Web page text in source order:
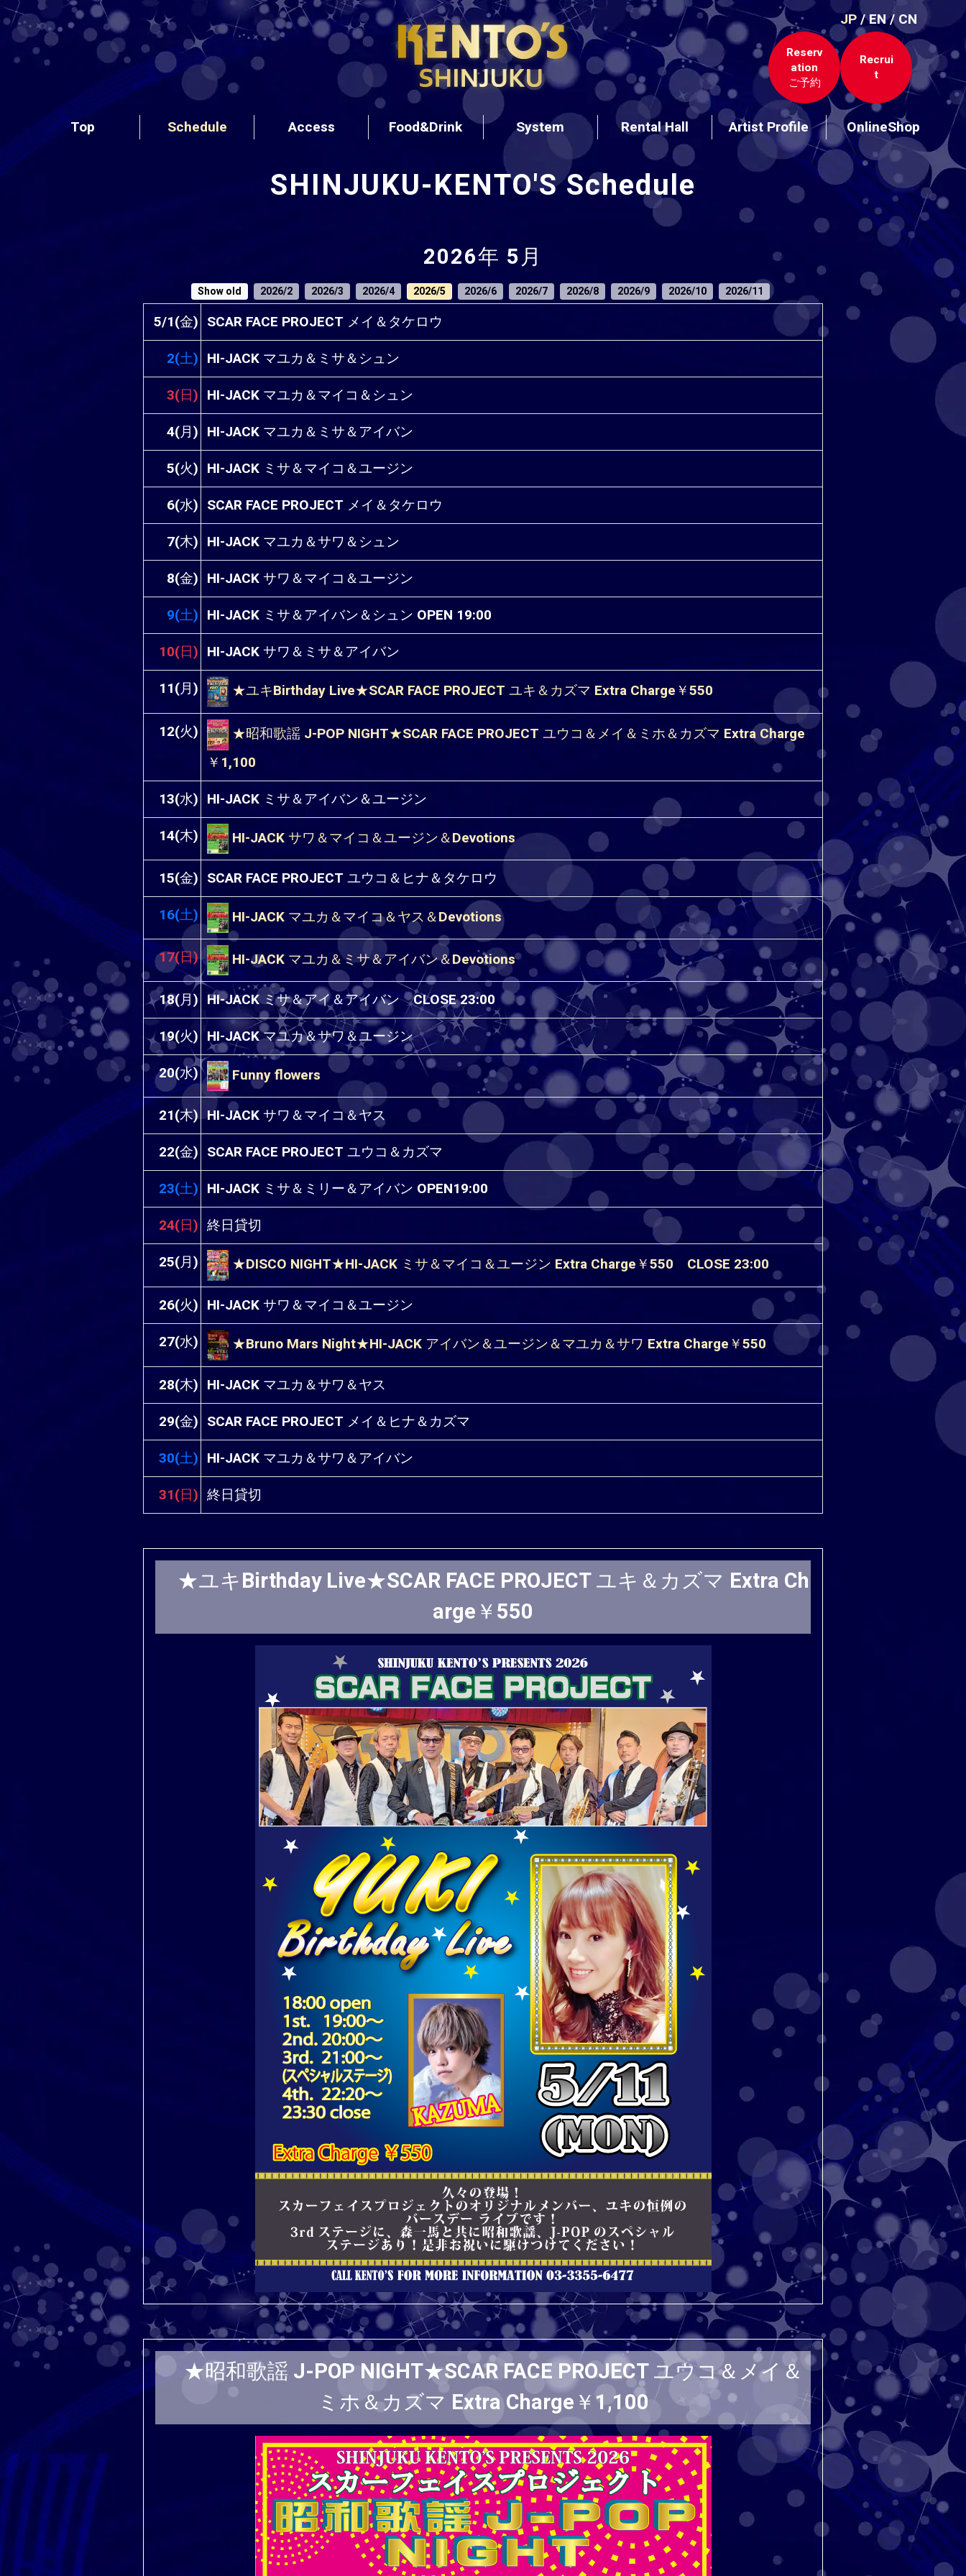
JP/EN/ CN
Reserv
ation
ご予約
Recrui
t
Top Schedule Access Food&Drink System Rental Hall Artist Profile OnlineShop
SHINJUKU-KENTO'SSchedule
2026年 5月
Show old 2026/2 2026/3 2026/4 2026/5 2026/6 2026/7 2026/8 2026/9 2026/10 2026/11
5/1(金) SCAR FACE PROJECT メイ＆タケロウ
2(土) HI-JACK マユカ＆ミサ＆シュン
3(日) HI-JACK マユカ＆マイコ＆シュン
4(月) HI-JACK マユカ＆ミサ＆アイバン
5(火) HI-JACK ミサ＆マイコ＆ユージン
6(水) SCAR FACE PROJECT メイ＆タケロウ
7(木) HI-JACK マユカ＆サワ＆シュン
8(金) HI-JACK サワ＆マイコ＆ユージン
9(土) HI-JACK ミサ＆アイバン＆シュン OPEN 19:00
10(日) HI-JACK サワ＆ミサ＆アイバン
11(月)
★ユキBirthday Live★SCAR FACE PROJECT ユキ＆カズマ Extra Charge￥550
12(火)
★昭和歌謡 J-POP NIGHT★SCAR FACE PROJECT ユウコ＆メイ＆ミホ＆カズマ Extra Charge
￥1,100
13(水) HI-JACK ミサ＆アイバン＆ユージン
14(木)
HI-JACK サワ＆マイコ＆ユージン＆Devotions
15(金) SCAR FACE PROJECT ユウコ＆ヒナ＆タケロウ
16(土)
HI-JACK マユカ＆マイコ＆ヤス＆Devotions
17(日)
HI-JACK マユカ＆ミサ＆アイバン＆Devotions
18(月) HI-JACK ミサ＆アイ＆アイバン CLOSE 23:00
19(火) HI-JACK マユカ＆サワ＆ユージン
20(水)
Funny flowers
21(木) HI-JACK サワ＆マイコ＆ヤス
22(金) SCAR FACE PROJECT ユウコ＆カズマ
23(土) HI-JACK ミサ＆ミリー＆アイバン OPEN19:00
24(日) 終日貸切
25(月)
★DISCO NIGHT★HI-JACK ミサ＆マイコ＆ユージン Extra Charge￥550 CLOSE 23:00
26(火) HI-JACK サワ＆マイコ＆ユージン
27(水)
★Bruno Mars Night★HI-JACK アイバン＆ユージン＆マユカ＆サワ Extra Charge￥550
28(木) HI-JACK マユカ＆サワ＆ヤス
29(金) SCAR FACE PROJECT メイ＆ヒナ＆カズマ
30(土) HI-JACK マユカ＆サワ＆アイバン
31(日) 終日貸切
★ユキBirthday Live★SCAR FACE PROJECT ユキ＆カズマ Extra Ch
arge￥550
★昭和歌謡 J-POP NIGHT★SCAR FACE PROJECT ユウコ＆メイ＆
ミホ＆カズマ Extra Charge￥1,100